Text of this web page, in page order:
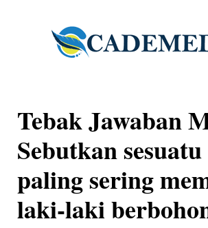
Tebak Jawaban
Sebutkan
paling sering
laki-laki